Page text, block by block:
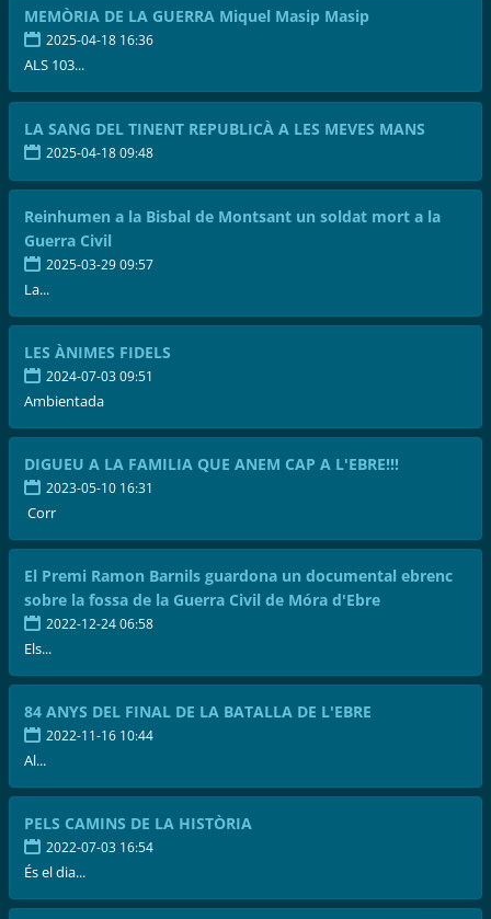
MEMÒRIA DE LA GUERRA Miquel Masip Masip
2025-04-18 16:36
ALS 103...
LA SANG DEL TINENT REPUBLICÀ A LES MEVES MANS
2025-04-18 09:48
Reinhumen a la Bisbal de Montsant un soldat mort a la
Guerra Civil
2025-03-29 09:57
La...
LES ÀNIMES FIDELS
2024-07-03 09:51
Ambientada
DIGUEU A LA FAMILIA QUE ANEM CAP A L'EBRE!!!
2023-05-10 16:31
Corr
El Premi Ramon Barnils guardona un documental ebrenc
sobre la fossa de la Guerra Civil de Móra d'Ebre
2022-12-24 06:58
Els...
84 ANYS DEL FINAL DE LA BATALLA DE L'EBRE
2022-11-16 10:44
Al...
PELS CAMINS DE LA HISTÒRIA
2022-07-03 16:54
És el dia...